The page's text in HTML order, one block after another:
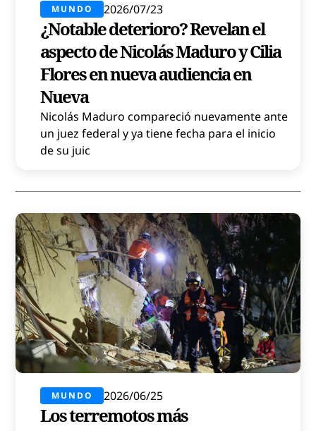
MUNDO 2026/07/23
¿Notable deterioro? Revelan el
aspecto de Nicolás Maduro y Cilia
Flores en nueva audiencia en
Nueva
Nicolás Maduro compareció nuevamente ante
un juez federal y ya tiene fecha para el inicio
de su juic
MUNDO 2026/06/25
Los terremotos más